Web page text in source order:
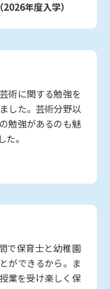
（2026年度入学）
術に関する勉強を
した。芸術分野以
勉強があるのも魅
。
で保育士と幼稚園
ができるから。ま
業を受け楽しく保